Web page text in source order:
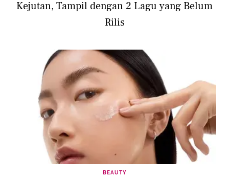
Kejutan, Tampil dengan 2 Lagu yang Belum
Rilis
BEAUTY